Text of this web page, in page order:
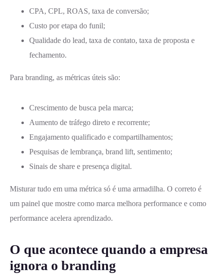
CPA, CPL, ROAS, taxa de conversão;
Custo por etapa do funil;
Qualidade do lead, taxa de contato, taxa de proposta e
fechamento.
Para branding, as métricas úteis são:
Crescimento de busca pela marca;
Aumento de tráfego direto e recorrente;
Engajamento qualificado e compartilhamentos;
Pesquisas de lembrança, brand lift, sentimento;
Sinais de share e presença digital.
Misturar tudo em uma métrica só é uma armadilha. O correto é
um painel que mostre como marca melhora performance e como
performance acelera aprendizado.
O que acontece quando a empresa
ignora o branding